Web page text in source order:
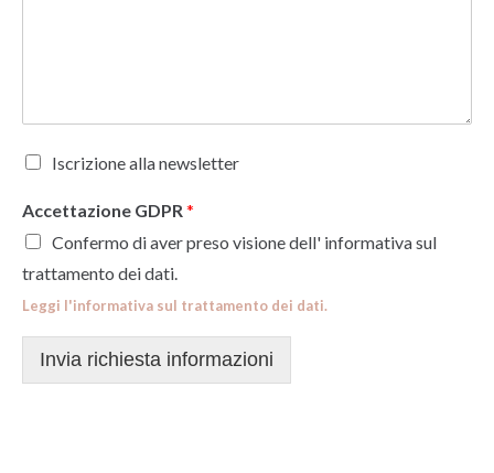
Iscrizione alla newsletter
Accettazione GDPR *
Confermo di aver preso visione dell' informativa sul
trattamento dei dati.
Leggi l'informativa sul trattamento dei dati.
Invia richiesta informazioni